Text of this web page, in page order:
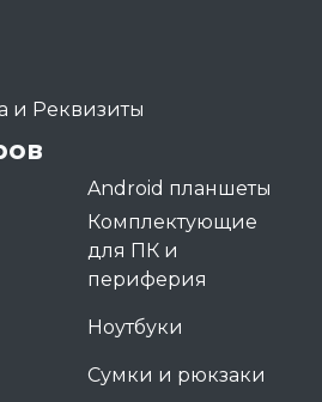
и Реквизиты
Android планшеты
Комплектующие
для ПК и
периферия
Ноутбуки
Сумки и рюкзаки